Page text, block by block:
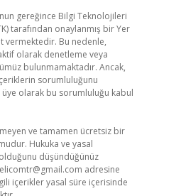
gereğince Bilgi Teknolojileri
tarafından onaylanmış bir Yer
vermektedir. Bu nedenle,
olarak denetleme veya
bulunmamaktadır. Ancak,
sorumluluğunu
üye olarak bu sorumluluğu kabul
ve tamamen ücretsiz bir
Hukuka ve yasal
düşündüğünüz
adresine
içerikler yasal süre içerisinde